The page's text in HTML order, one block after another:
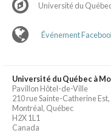
Université du
Événement
Université du Québec à
Pavillon Hôtel-de-Ville
210 rue Sainte-Catherine
Montréal, Québec
H2X 1L1
Canada